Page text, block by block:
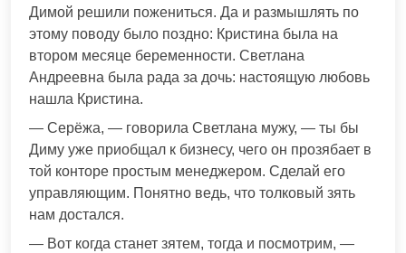
Димой решили пожениться. Да и размышлять по
этому поводу было поздно: Кристина была на
втором месяце беременности. Светлана
Андреевна была рада за дочь: настоящую любовь
нашла Кристина.
— Серёжа, — говорила Светлана мужу, — ты бы
Диму уже приобщал к бизнесу, чего он прозябает в
той конторе простым менеджером. Сделай его
управляющим. Понятно ведь, что толковый зять
нам достался.
— Вот когда станет зятем, тогда и посмотрим, —